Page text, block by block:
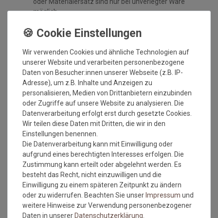
oder Materialersatz sind nur bei unverlegter Ware
möglich.
vermeidbare Abweichungen der Qualität, Farbe, Breite,
Dessins, die jedoch innerhalb vorgegebener Toleranzen
liegen, berechtigen nicht zur Beanstandung.
Maßtoleranzen von 1-5 % können auftreten und sind
völlig normal. Sonderzuschnitte sind vom
Umtausch/Rückgabe ausgeschlossen.
Weiterhin ist zu beachten, wenn der gleiche Belag in
verschiedenen Rollenbreiten bestellt wird, dass es zu
Farbabweichungen auf Grund der unterschiedlichen
Anfertigungen kommen kann.
Wie messe ich meinen Raum aus, damit das Material
ausreicht?
Beim ausmessen des Raumes in dem der
Bodenbelag verlegt werden soll, bitte immer die
Türrahmen, Erker oder sonstige Aussparungen IMMER
mit ausmessen. Also immer die längste Länge und die
Wir verwenden Cookies und ähnliche Technologien auf
unserer Website und verarbeiten personenbezogene
Daten von Besucher:innen unserer Webseite (z.B. IP-
Adresse), um z.B. Inhalte und Anzeigen zu
personalisieren, Medien von Drittanbietern einzubinden
oder Zugriffe auf unsere Website zu analysieren. Die
Datenverarbeitung erfolgt erst durch gesetzte Cookies.
Wir teilen diese Daten mit Dritten, die wir in den
Einstellungen benennen.
Die Datenverarbeitung kann mit Einwilligung oder
aufgrund eines berechtigten Interesses erfolgen. Die
Zustimmung kann erteilt oder abgelehnt werden. Es
besteht das Recht, nicht einzuwilligen und die
Einwilligung zu einem späteren Zeitpunkt zu ändern
oder zu widerrufen. Beachten Sie unser Impressum und
weitere Hinweise zur Verwendung personenbezogener
Daten in unserer Daten­schutz­erklärung